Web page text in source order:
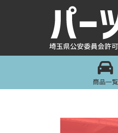
商品一覧